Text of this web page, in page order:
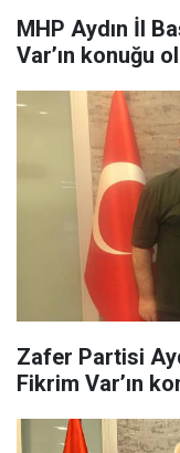
MHP Aydın İl
Var’ın konuğu
Zafer Partisi
Fikrim Var’ın